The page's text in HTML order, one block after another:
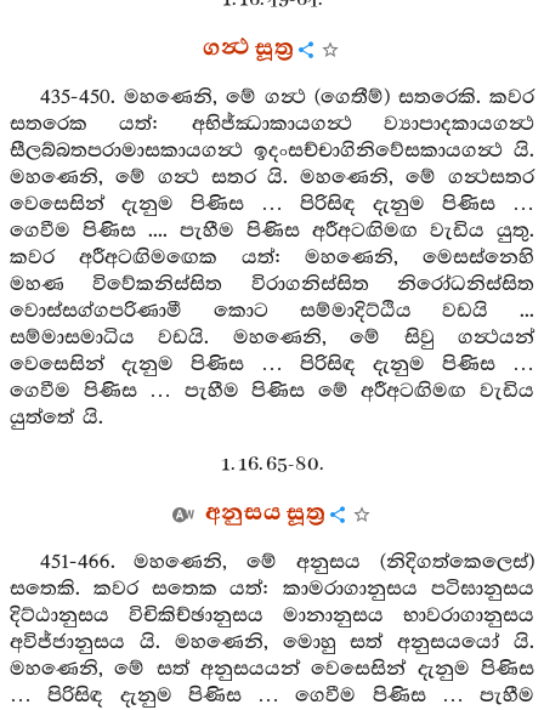
ගන්‍ථ සූත්‍ර
435-450. මහණෙනි, මේ ගන්‍ථ (ගෙතීම්) සතරෙකි. කවර
සතරෙක යත්: අභිජ්ඣාකායගන්‍ථ ව්‍යාපාදකායගන්‍ථ
සීලබ්බතපරාමාසකායගන්‍ථ ඉදංසච්චාගිනිවේසකායගන්‍ථ යි.
මහණෙනි, මේ ගන්‍ථ සතර යි. මහණෙනි, මේ ගන්‍ථසතර
වෙසෙසින් දැනුම පිණිස … පිරිසිඳ දැනුම පිණිස …
ගෙවීම පිණිස .... පැහීම පිණිස අරීඅටඟිමඟ වැඩිය යුතු.
කවර අරීඅටඟිමඟෙක යත්: මහණෙනි, මෙසස්නෙහි
මහණ විවේකනිස්සිත විරාගනිස්සිත නිරෝධනිස්සිත
වොස්සග්ගපරිණාමී කොට සම්මාදිට්ඨිය වඩයි ...
සම්මාසමාධිය වඩයි. මහණෙනි, මේ සිවු ගන්‍ථයන්
වෙසෙසින් දැනුම පිණිස … පිරිසිඳ දැනුම පිණිස …
ගෙවීම පිණිස … පැහීම පිණිස මේ අරීඅටඟිමඟ වැඩිය
යුත්තේ යි.
1. 16. 65-80.
අනුසය සූත්‍ර
451-466. මහණෙනි, මේ අනුසය (නිදිගත්කෙලෙස්)
සතෙකි. කවර සතෙක යත්: කාමරාගානුසය පටිඝානුසය
දිට්ඨානුසය විචිකිච්ඡානුසය මානානුසය භාවරාගානුසය
අවිජ්ජානුසය යි. මහණෙනි, මොහු සත් අනුසයයෝ යි.
මහණෙනි, මේ සත් අනුසයයන් වෙසෙසින් දැනුම පිණිස
… පිරිසිඳ දැනුම පිණිස … ගෙවීම පිණිස … පැහීම